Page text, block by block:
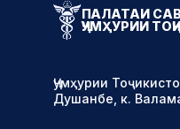
ПАЛАТАИ
ҶУМҲУРИИ
Ҷумҳурии
Душанбе, к.